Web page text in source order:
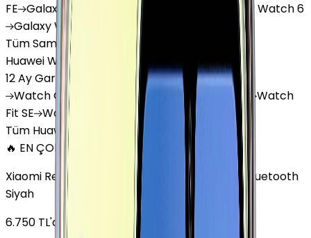
FE GalaxyWatch 4 Galaxy GalaxyWatch 6
GalaxyWatch8
Tüm Samsung Watch'lar
Huawei Watch
12 Ay Garanti
WatchGT 4 GT 5 Watch GT 5 Pro
Watch
Fit SE Watch Watch
GT3 Pro
Tüm Huawei Watch'lar
🔥 EN ÇOK SATAN
Xiaomi Redmi Watch 3 Active Plastik 47mm Bluetooth
Siyah
6.750 TL'den başlayan fiyatlar